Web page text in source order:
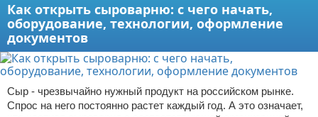
Как открыть сыроварню: с чего начать,
оборудование, технологии, оформление
документов
Сыр - чрезвычайно нужный продукт на российском рынке.
Спрос на него постоянно растет каждый год. А это означает,